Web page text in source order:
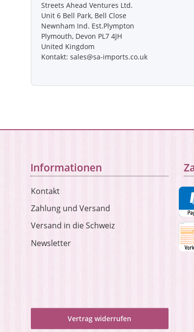
Streets Ahead Ventures Ltd.
Unit 6 Bell Park, Bell Close
Newnham Ind. Est.Plympton
Plymouth, Devon PL7 4JH
United Kingdom
Kontakt: sales@sa-imports.co.uk
Informationen
Kontakt
Zahlung und Versand
Versand in die Schweiz
Newsletter
Vertrag widerrufen